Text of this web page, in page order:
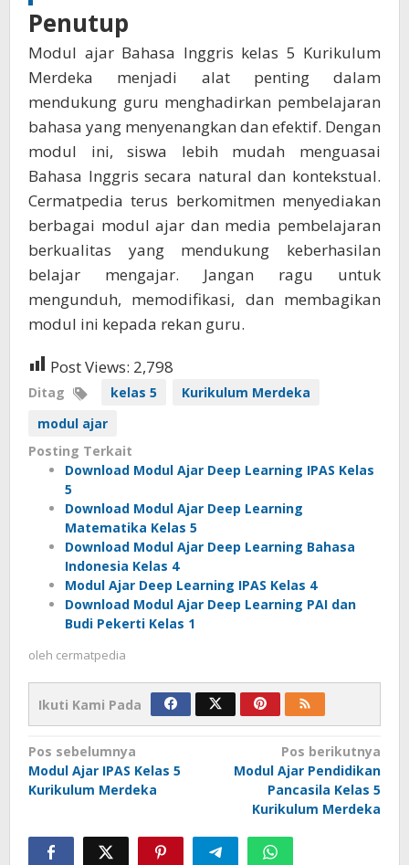
Penutup
Modul ajar Bahasa Inggris kelas 5 Kurikulum
Merdeka menjadi alat penting dalam
mendukung guru menghadirkan pembelajaran
bahasa yang menyenangkan dan efektif. Dengan
modul ini, siswa lebih mudah menguasai
Bahasa Inggris secara natural dan kontekstual.
Cermatpedia terus berkomitmen menyediakan
berbagai modul ajar dan media pembelajaran
berkualitas yang mendukung keberhasilan
belajar mengajar. Jangan ragu untuk
mengunduh, memodifikasi, dan membagikan
modul ini kepada rekan guru.
Post Views: 2,798
Ditag kelas 5
Kurikulum Merdeka
modul ajar
Posting Terkait
Download Modul Ajar Deep Learning IPAS Kelas
5
Download Modul Ajar Deep Learning
Matematika Kelas 5
Download Modul Ajar Deep Learning Bahasa
Indonesia Kelas 4
Modul Ajar Deep Learning IPAS Kelas 4
Download Modul Ajar Deep Learning PAI dan
Budi Pekerti Kelas 1
oleh cermatpedia
Ikuti Kami Pada
Navigasi
pos
Pos sebelumnya
Modul Ajar IPAS Kelas 5
Kurikulum Merdeka
Pos berikutnya
Modul Ajar Pendidikan
Pancasila Kelas 5
Kurikulum Merdeka